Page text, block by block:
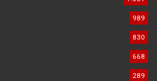
989
830
668
289